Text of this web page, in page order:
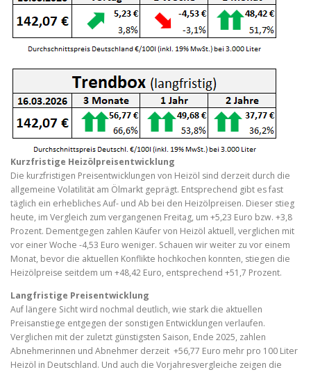
Kurzfristige Heizölpreisentwicklung
Die kurzfristigen Preisentwicklungen von Heizöl sind derzeit durch die
allgemeine Volatilität am Ölmarkt geprägt. Entsprechend gibt es fast
täglich ein erhebliches Auf- und Ab bei den Heizölpreisen. Dieser stieg
heute, im Vergleich zum vergangenen Freitag, um +5,23 Euro bzw. +3,8
Prozent. Dementgegen zahlen Käufer von Heizöl aktuell, verglichen mit
vor einer Woche -4,53 Euro weniger. Schauen wir weiter zu vor einem
Monat, bevor die aktuellen Konflikte hochkochen konnten, stiegen die
Heizölpreise seitdem um +48,42 Euro, entsprechend +51,7 Prozent.
Langfristige Preisentwicklung
Auf längere Sicht wird nochmal deutlich, wie stark die aktuellen
Preisanstiege entgegen der sonstigen Entwicklungen verlaufen.
Verglichen mit der zuletzt günstigsten Saison, Ende 2025, zahlen
Abnehmerinnen und Abnehmer derzeit +56,77 Euro mehr pro 100 Liter
Heizöl in Deutschland. Und auch die Vorjahresvergleiche zeigen die